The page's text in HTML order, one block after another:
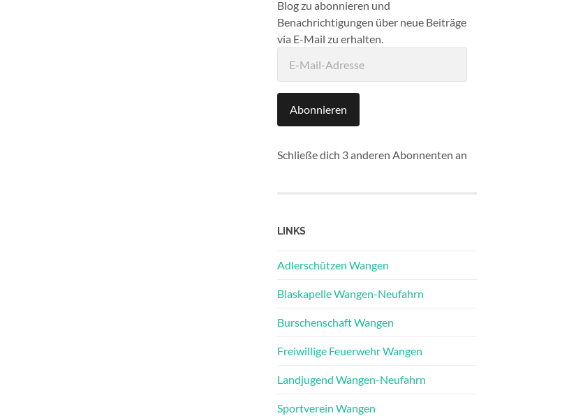
Blog zu abonnieren und
Benachrichtigungen über neue Beiträge
via E-Mail zu erhalten.
Mail-
Abonnieren
Schließe dich 3 anderen Abonnenten an
LINKS
Adlerschützen Wangen
Blaskapelle Wangen-Neufahrn
Burschenschaft Wangen
Freiwillige Feuerwehr Wangen
Landjugend Wangen-Neufahrn
Sportverein Wangen